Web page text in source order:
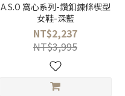
A.S.O 窩心系列-鑽釦鍊條楔型
女鞋-深藍
NT$2,237
NT$3,995